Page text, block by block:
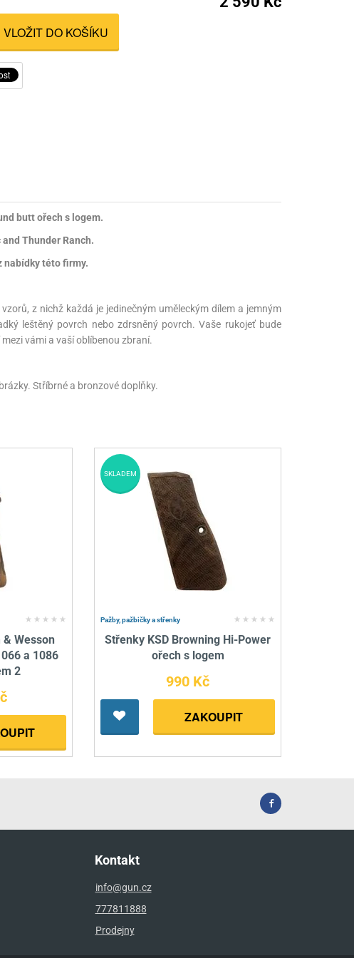
Ochranné prostředky
Rowan Engineering
Bipody, stolice a vaky
Svítilny
VLOŽIT DO KOŠÍKU
butt ořech s logem.
and Thunder Ranch.
nabídky této firmy.
z nichž každá je jedinečným uměleckým dílem a jemným
leštěný povrch nebo zdrsněný povrch. Vaše rukojeť bude
vámi a vaší oblíbenou zbraní.
Stříbrné a bronzové doplňky.
& Wesson
a 1086
2
Pažby, pažbičky a střenky
Střenky KSD Browning Hi-Power
ořech s logem
990 Kč
ZAKOUPIT
SKLADEM
Kontakt
info@gun.cz
777811888
Prodejny